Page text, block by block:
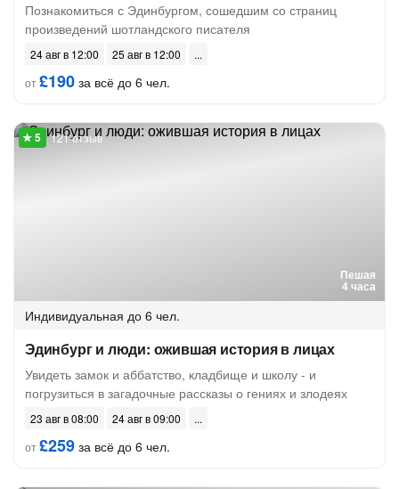
Познакомиться с Эдинбургом, сошедшим со страниц
произведений шотландского писателя
24 авг в 12:00
25 авг в 12:00
от£190 за всё до 6 чел.
Пешая
4 часа
121 отзыв
Индивидуальная до 6 чел.
Эдинбург и люди: ожившая история в лицах
Увидеть замок и аббатство, кладбище и школу - и
погрузиться в загадочные рассказы о гениях и злодеях
23 авг в 08:00
24 авг в 09:00
от£259 за всё до 6 чел.